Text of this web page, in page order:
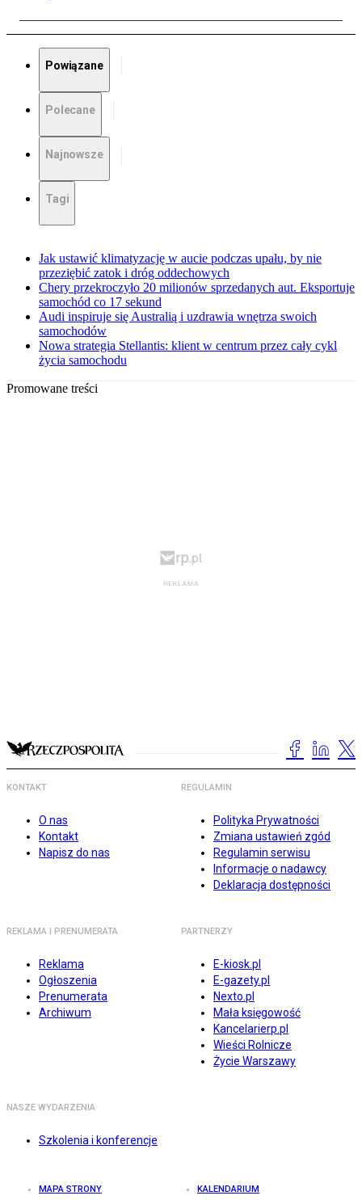
Powiązane
Polecane
Najnowsze
Tagi
Jak ustawić klimatyzację w aucie podczas upału, by nie
przeziębić zatok i dróg oddechowych
Chery przekroczyło 20 milionów sprzedanych aut. Eksportuje
samochód co 17 sekund
Audi inspiruje się Australią i uzdrawia wnętrza swoich
samochodów
Nowa strategia Stellantis: klient w centrum przez cały cykl
życia samochodu
Promowane treści
KONTAKT
O nas
Kontakt
Napisz do nas
REGULAMIN
Polityka Prywatności
Zmiana ustawień zgód
Regulamin serwisu
Informacje o nadawcy
Deklaracja dostępności
REKLAMA I PRENUMERATA
Reklama
Ogłoszenia
Prenumerata
Archiwum
PARTNERZY
E-kiosk.pl
E-gazety.pl
Nexto.pl
Mała księgowość
Kancelarierp.pl
Wieści Rolnicze
Życie Warszawy
NASZE WYDARZENIA
Szkolenia i konferencje
MAPA STRONY KALENDARIUM